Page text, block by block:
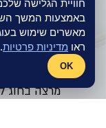
חוויית הגלישה
באמצעות המשך
מאשרים שימוש
ראו מדיניות פרטיות.
OK
מדריך
מרצה בחוג
מרצה בחוג